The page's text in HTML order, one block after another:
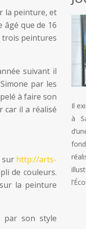
la peinture, et
que de 16
trois peintures
suivant il
par les
à faire son
car il a réalisé
sur http://arts-
de couleurs.
la peinture
par son style
Il
à